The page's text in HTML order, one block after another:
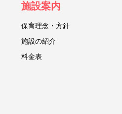
施設案内
保育理念・方針
施設の紹介
料金表